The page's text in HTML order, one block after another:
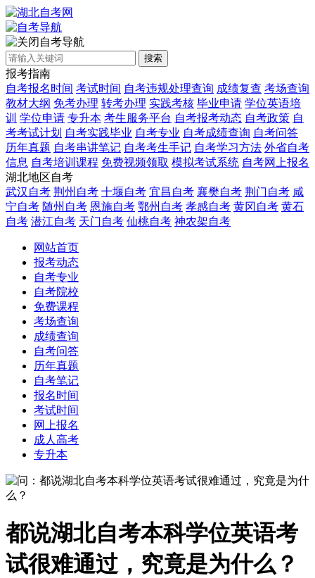
自考导航
搜索
报考指南
自考报名时间 考试时间 自考违规处理查询 成绩复查 考场查询
教材大纲 免考办理 转考办理 实践考核 毕业申请 学位英语培
训 学位申请 专升本 考生服务平台 自考报考动态 自考政策 自
考考试计划 自考实践毕业 自考专业 自考成绩查询 自考问答
历年真题 自考串讲笔记 自考考生手记 自考学习方法 外省自考
信息 自考培训课程 免费视频领取 模拟考试系统 自考网上报名
湖北地区自考
武汉自考 荆州自考 十堰自考 宜昌自考 襄樊自考 荆门自考 咸
宁自考 随州自考 恩施自考 鄂州自考 孝感自考 黄冈自考 黄石
自考 潜江自考 天门自考 仙桃自考 神农架自考
网站首页
报考动态
自考专业
自考院校
免费课程
考场查询
成绩查询
自考问答
历年真题
自考笔记
报名时间
考试时间
网上报名
成人高考
专升本
都说湖北自考本科学位英语考
试很难通过，究竟是为什么？